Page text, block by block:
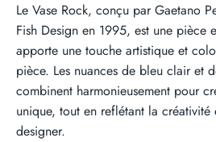
Le Vase Rock, conçu par Gaetano
Fish Design en 1995, est une pièce
apporte une touche artistique et
pièce. Les nuances de bleu clair et
combinent harmonieusement pour
unique, tout en reflétant la
designer.